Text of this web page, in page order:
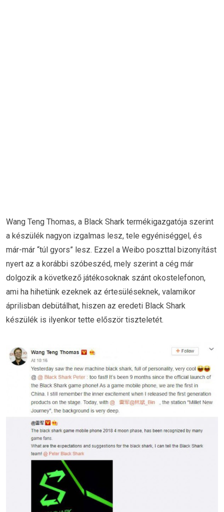
Wang Teng Thomas, a Black Shark termékigazgatója szerint
a készülék nagyon izgalmas lesz, tele egyéniséggel, és
már-már “túl gyors” lesz. Ezzel a Weibo poszttal bizonyítást
nyert az a korábbi szóbeszéd, mely szerint a cég már
dolgozik a következő játékosoknak szánt okostelefonon,
ami ha hihetünk ezeknek az értesüléseknek, valamikor
áprilisban debütálhat, hiszen az eredeti Black Shark
készülék is ilyenkor tette először tiszteletét.